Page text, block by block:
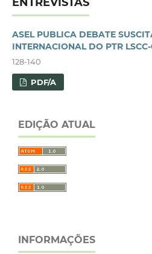
ASEL PUBLICA DEBATE
INTERNACIONAL DO PTR
128-140
PDF/A
EDIÇÃO ATUAL
INFORMAÇÕES